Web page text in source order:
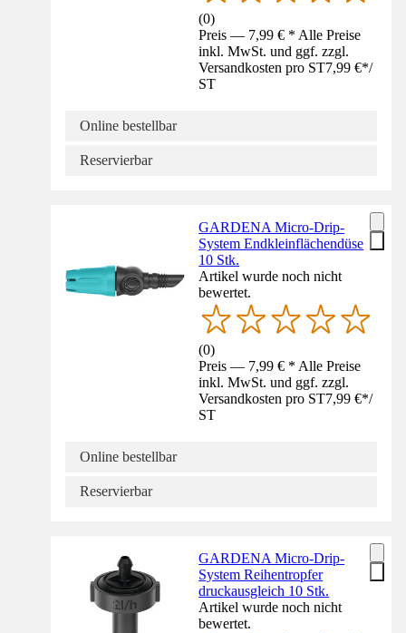
(0)
Preis — 7,99 € * Alle Preise
inkl. MwSt. und ggf. zzgl.
Versandkosten pro ST7,99 €*/
ST
Online bestellbar
Reservierbar
GARDENA Micro-Drip-
System Endkleinflächendüse
10 Stk.
Artikel wurde noch nicht
bewertet.
(0)
Preis — 7,99 € * Alle Preise
inkl. MwSt. und ggf. zzgl.
Versandkosten pro ST7,99 €*/
ST
Online bestellbar
Reservierbar
GARDENA Micro-Drip-
System Reihentropfer
druckausgleich 10 Stk.
Artikel wurde noch nicht
bewertet.